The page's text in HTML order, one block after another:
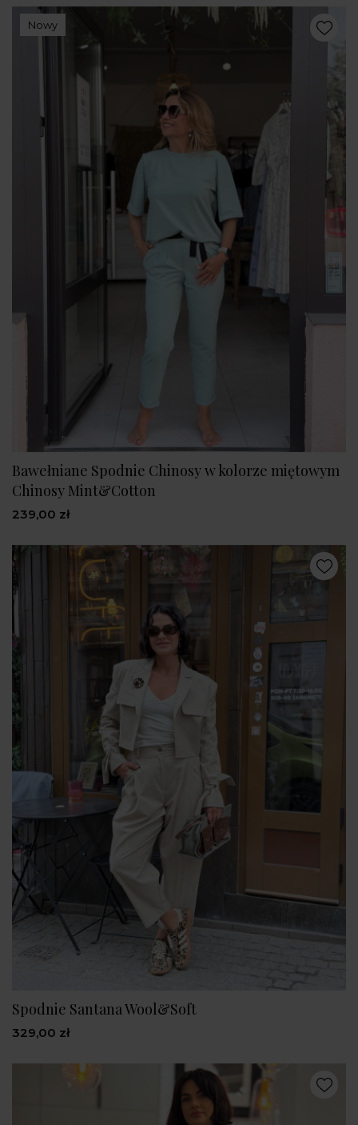
Nowy
Bawełniane Spodnie Chinosy w kolorze miętowym
Chinosy Mint&Cotton
239,00 zł
Spodnie Santana Wool&Soft
329,00 zł